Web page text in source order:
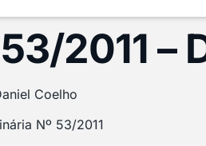
53/2011 –
Coelho
Nº 53/2011